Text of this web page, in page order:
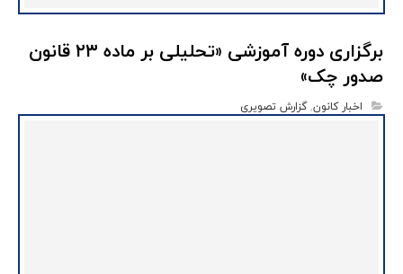
برگزاری دوره آموزشی «تحلیلی بر ماده ۲۳ قانون
صدور چک»
اخبار کانون,گزارش تصویری